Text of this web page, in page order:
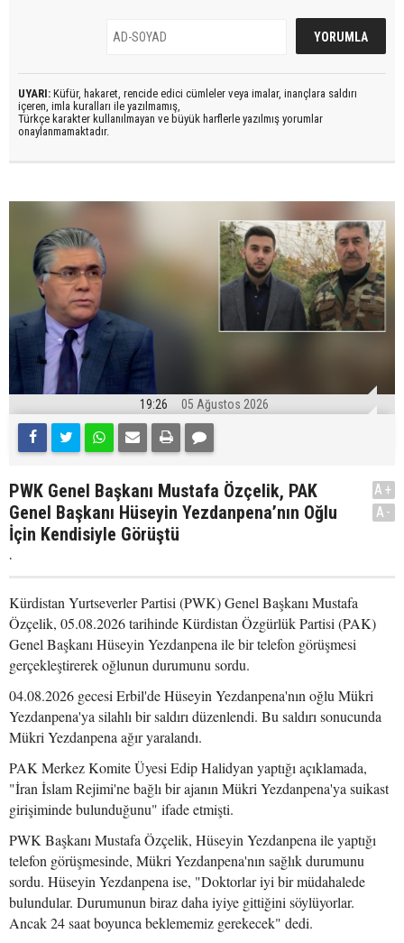
UYARI: Küfür, hakaret, rencide edici cümleler veya imalar, inançlara saldırı
içeren, imla kuralları ile yazılmamış,
Türkçe karakter kullanılmayan ve büyük harflerle yazılmış yorumlar
onaylanmamaktadır.
19:26 05 Ağustos 2026
PWK Genel Başkanı Mustafa Özçelik, PAK
Genel Başkanı Hüseyin Yezdanpena’nın Oğlu
İçin Kendisiyle Görüştü
.
A+
A-
Kürdistan Yurtseverler Partisi (PWK) Genel Başkanı Mustafa
Özçelik, 05.08.2026 tarihinde Kürdistan Özgürlük Partisi (PAK)
Genel Başkanı Hüseyin Yezdanpena ile bir telefon görüşmesi
gerçekleştirerek oğlunun durumunu sordu.
04.08.2026 gecesi Erbil'de Hüseyin Yezdanpena'nın oğlu Mükri
Yezdanpena'ya silahlı bir saldırı düzenlendi. Bu saldırı sonucunda
Mükri Yezdanpena ağır yaralandı.
PAK Merkez Komite Üyesi Edip Halidyan yaptığı açıklamada,
"İran İslam Rejimi'ne bağlı bir ajanın Mükri Yezdanpena'ya suikast
girişiminde bulunduğunu" ifade etmişti.
PWK Başkanı Mustafa Özçelik, Hüseyin Yezdanpena ile yaptığı
telefon görüşmesinde, Mükri Yezdanpena'nın sağlık durumunu
sordu. Hüseyin Yezdanpena ise, "Doktorlar iyi bir müdahalede
bulundular. Durumunun biraz daha iyiye gittiğini söylüyorlar.
Ancak 24 saat boyunca beklememiz gerekecek" dedi.